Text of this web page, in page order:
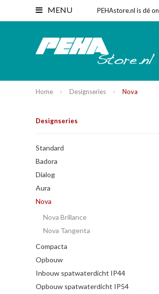
MENU PEHAstore.nl is dé
Home Designseries Nova
Designseries
Standard
Badora
Dialog
Aura
Nova
Nova Brillance
Nova Tangenta
Compacta
Opbouw
Inbouw spatwaterdicht IP44
Opbouw spatwaterdicht IP54